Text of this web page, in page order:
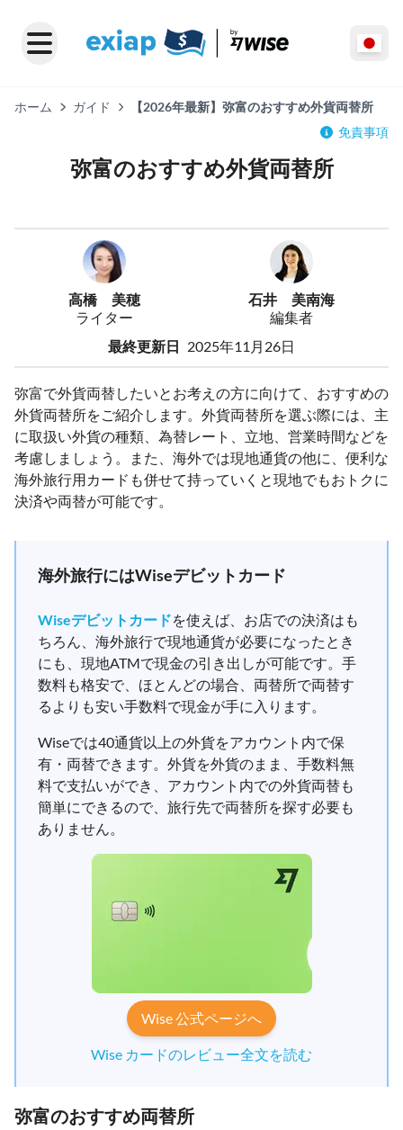
ホーム ガイド
【2026年最新】弥富のおすすめ外貨両替所
免責事項
弥富のおすすめ外貨両替所
高橋 美穂
ライター
石井 美南海
編集者
最終更新日 2025年11月26日
弥富で外貨両替したいとお考えの方に向けて、おすすめの
外貨両替所をご紹介します。外貨両替所を選ぶ際には、主
に取扱い外貨の種類、為替レート、立地、営業時間などを
考慮しましょう。また、海外では現地通貨の他に、便利な
海外旅行用カードも併せて持っていくと現地でもおトクに
決済や両替が可能です。
海外旅行にはWiseデビットカード
Wiseデビットカードを使えば、お店での決済はも
ちろん、海外旅行で現地通貨が必要になったとき
にも、現地ATMで現金の引き出しが可能です。手
数料も格安で、ほとんどの場合、両替所で両替す
るよりも安い手数料で現金が手に入ります。
Wiseでは40通貨以上の外貨をアカウント内で保
有・両替できます。外貨を外貨のまま、手数料無
料で支払いができ、アカウント内での外貨両替も
簡単にできるので、旅行先で両替所を探す必要も
ありません。
Wise 公式ページへ
Wise カードのレビュー全文を読む
弥富のおすすめ両替所